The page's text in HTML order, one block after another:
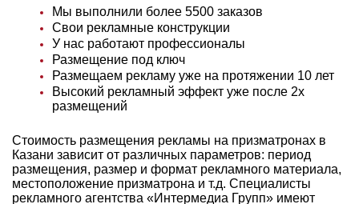
Мы выполнили более 5500 заказов
Свои рекламные конструкции
У нас работают профессионалы
Размещение под ключ
Размещаем рекламу уже на протяжении 10 лет
Высокий рекламный эффект уже после 2х
размещений
Стоимость размещения рекламы на призматронах в
Казани зависит от различных параметров: период
размещения, размер и формат рекламного материала,
местоположение призматрона и т.д. Специалисты
рекламного агентства «Интермедиа Групп» имеют